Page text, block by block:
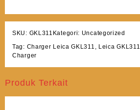
SKU: GKL311 Kategori: Uncategorized
Tag: Charger Leica GKL311 , Leica GKL311
Charger
Produk Terkait